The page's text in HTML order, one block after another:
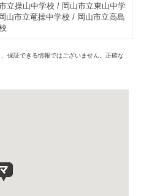
立操山中学校 / 岡山市立東山中学
山市立竜操中学校 / 岡山市立高島
保証できる情報ではございません。正確な